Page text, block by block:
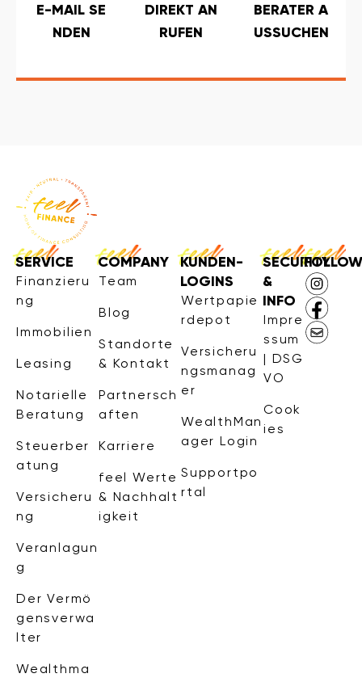
E-MAIL SE
NDEN
DIREKT AN
RUFEN
BERATER A
USSUCHEN
SERVICE
Finanzieru
ng
Immobilien
Leasing
Notarielle
Beratung
Steuerber
atung
Versicheru
ng
Veranlagun
g
Der Vermö
gensverwa
lter
Wealthma
COMPANY
Team
Blog
Standorte
& Kontakt
Partnersch
aften
Karriere
feel Werte
& Nachhalt
igkeit
KUNDEN-
LOGINS
Wertpapie
rdepot
Versicheru
ngsmanag
er
WealthMan
ager Login
Supportpo
rtal
SECURITY
&
INFO
Impre
ssum
| DSG
VO
Cook
ies
FOLLOW